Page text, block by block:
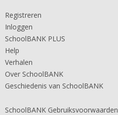
Registreren
Inloggen
SchoolBANK PLUS
Help
Verhalen
Over SchoolBANK
Geschiedenis van SchoolBANK
SchoolBANK Gebruiksvoorwaarden